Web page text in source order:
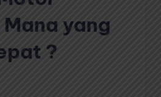
yang
?